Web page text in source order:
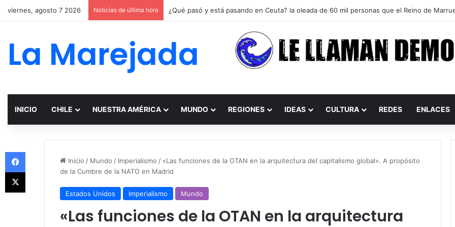
viernes, agosto 7 2026 Noticias de última hora
La Marejada
INICIO CHILE NUESTRA AMÉRICA MUNDO REGIONES IDEAS CULTURA REDES ENLACES
Inicio / Mundo / Imperialismo / «Las funciones de la OTAN en la arquitectura del capitalismo global». A propósito
de la Cumbre de la NATO en Madrid
Estados Unidos Imperialismo Mundo
«Las funciones de la OTAN en la arquitectura
Facebook
X